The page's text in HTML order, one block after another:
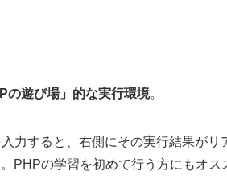
の遊び場」的な実行環境。
力すると、右側にその実行結果が
PHPの学習を初めて行う方にもオス